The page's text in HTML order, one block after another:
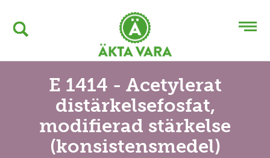
E 1414 - Acetylerat
distärkelsefosfat,
modifierad stärkelse
(konsistensmedel)